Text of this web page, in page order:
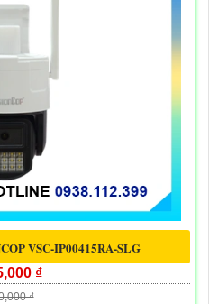
VSC-IP00415RA-SLG
₫
₫